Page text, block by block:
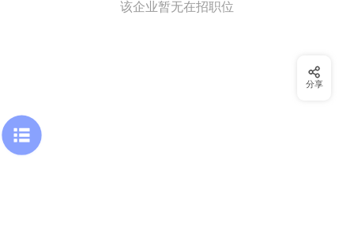
该企业暂无在招职位
分享